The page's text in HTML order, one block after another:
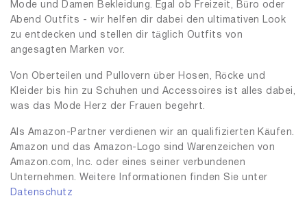
Mode und Damen Bekleidung. Egal ob Freizeit, Büro oder
Abend Outfits - wir helfen dir dabei den ultimativen Look
zu entdecken und stellen dir täglich Outfits von
angesagten Marken vor.
Von Oberteilen und Pullovern über Hosen, Röcke und
Kleider bis hin zu Schuhen und Accessoires ist alles dabei,
was das Mode Herz der Frauen begehrt.
Als Amazon-Partner verdienen wir an qualifizierten Käufen.
Amazon und das Amazon-Logo sind Warenzeichen von
Amazon.com, Inc. oder eines seiner verbundenen
Unternehmen. Weitere Informationen finden Sie unter
Datenschutz